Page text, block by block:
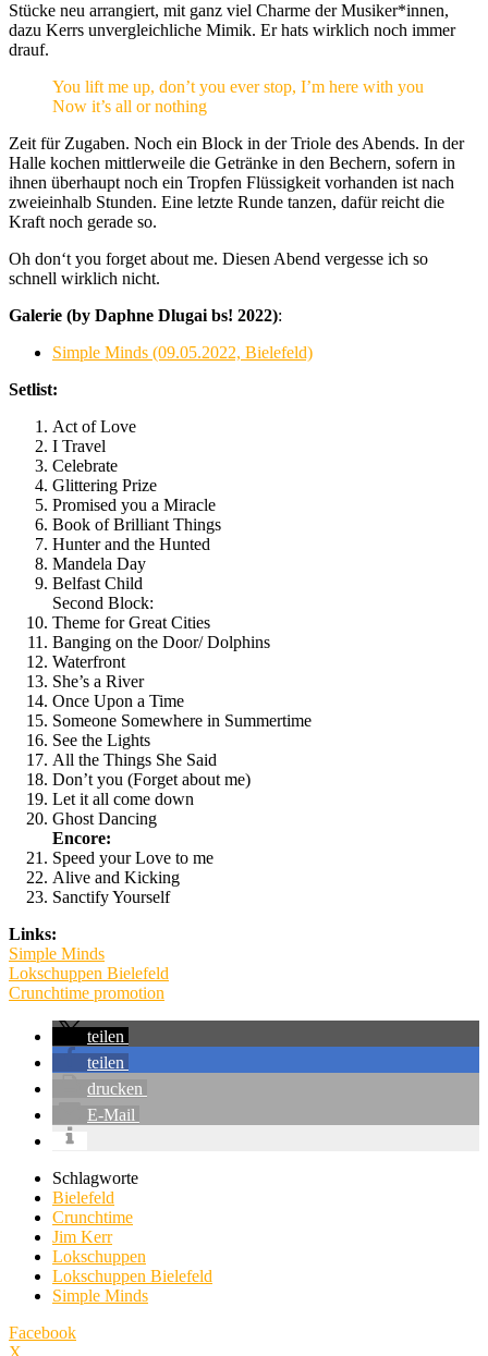
Stücke neu arrangiert, mit ganz viel Charme der Musiker*innen,
dazu Kerrs unvergleichliche Mimik. Er hats wirklich noch immer
drauf.
You lift me up, don’t you ever stop, I’m here with you
Now it’s all or nothing
Zeit für Zugaben. Noch ein Block in der Triole des Abends. In der
Halle kochen mittlerweile die Getränke in den Bechern, sofern in
ihnen überhaupt noch ein Tropfen Flüssigkeit vorhanden ist nach
zweieinhalb Stunden. Eine letzte Runde tanzen, dafür reicht die
Kraft noch gerade so.
Oh don‘t you forget about me. Diesen Abend vergesse ich so
schnell wirklich nicht.
Galerie (by Daphne Dlugai bs! 2022):
Simple Minds (09.05.2022, Bielefeld)
Setlist:
Act of Love
I Travel
Celebrate
Glittering Prize
Promised you a Miracle
Book of Brilliant Things
Hunter and the Hunted
Mandela Day
Belfast Child
Second Block:
Theme for Great Cities
Banging on the Door/ Dolphins
Waterfront
She’s a River
Once Upon a Time
Someone Somewhere in Summertime
See the Lights
All the Things She Said
Don’t you (Forget about me)
Let it all come down
Ghost Dancing
Encore:
Speed your Love to me
Alive and Kicking
Sanctify Yourself
Links:
Simple Minds
Lokschuppen Bielefeld
Crunchtime promotion
teilen
teilen
drucken
E-Mail
Schlagworte
Bielefeld
Crunchtime
Jim Kerr
Lokschuppen
Lokschuppen Bielefeld
Simple Minds
Facebook
X